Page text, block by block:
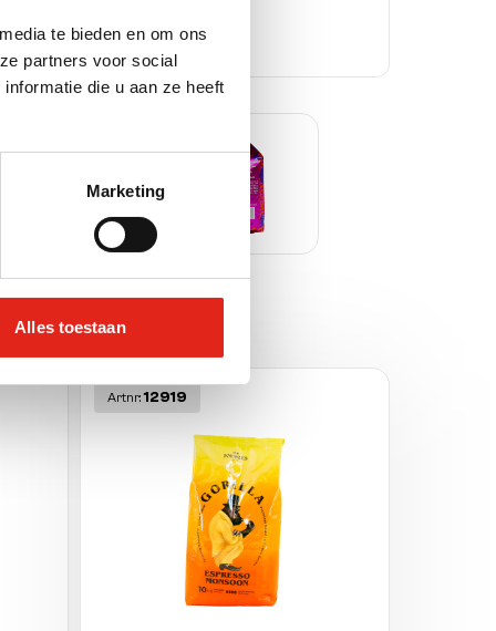
te bieden en om ons
partners voor social
die u aan ze heeft
Marketing
Alles toestaan
Artnr: 12919